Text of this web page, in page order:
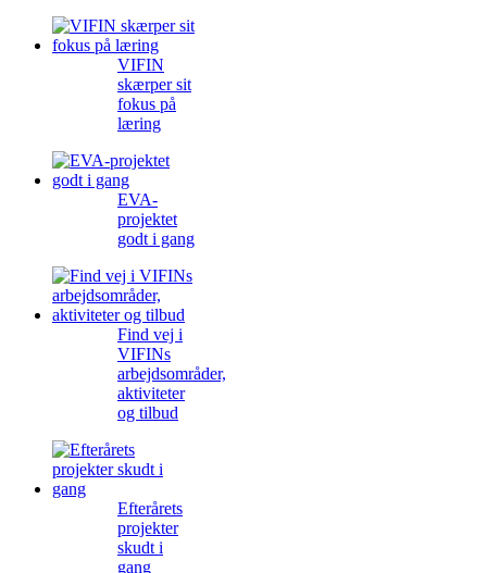
VIFIN
skærper sit
fokus på
læring
EVA-
projektet
godt i gang
Find vej i
VIFINs
arbejdsområder,
aktiviteter
og tilbud
Efterårets
projekter
skudt i
gang